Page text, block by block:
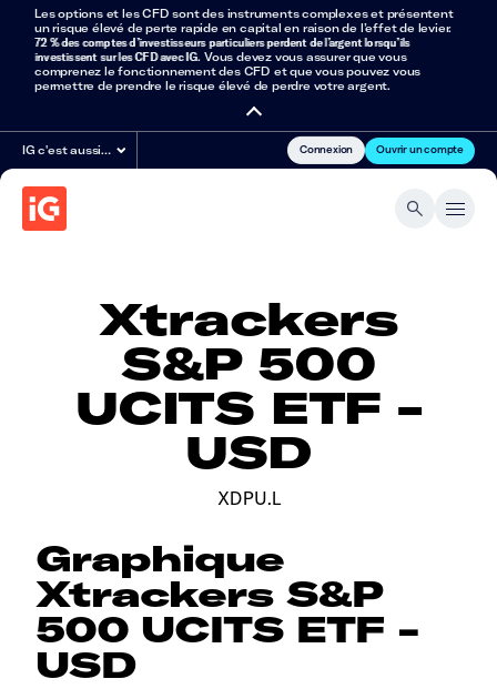
Les options et les CFD sont des instruments complexes et présentent
un risque élevé de perte rapide en capital en raison de l’effet de levier.
72 % des comptes d’investisseurs particuliers perdent de l’argent lorsqu’ils
investissent sur les CFD avec IG. Vous devez vous assurer que vous
comprenez le fonctionnement des CFD et que vous pouvez vous
permettre de prendre le risque élevé de perdre votre argent.
IG c'est aussi… Connexion Ouvrir un compte
Xtrackers
S&P 500
UCITS ETF -
USD
XDPU.L
Graphique
Xtrackers S&P
500 UCITS ETF -
USD